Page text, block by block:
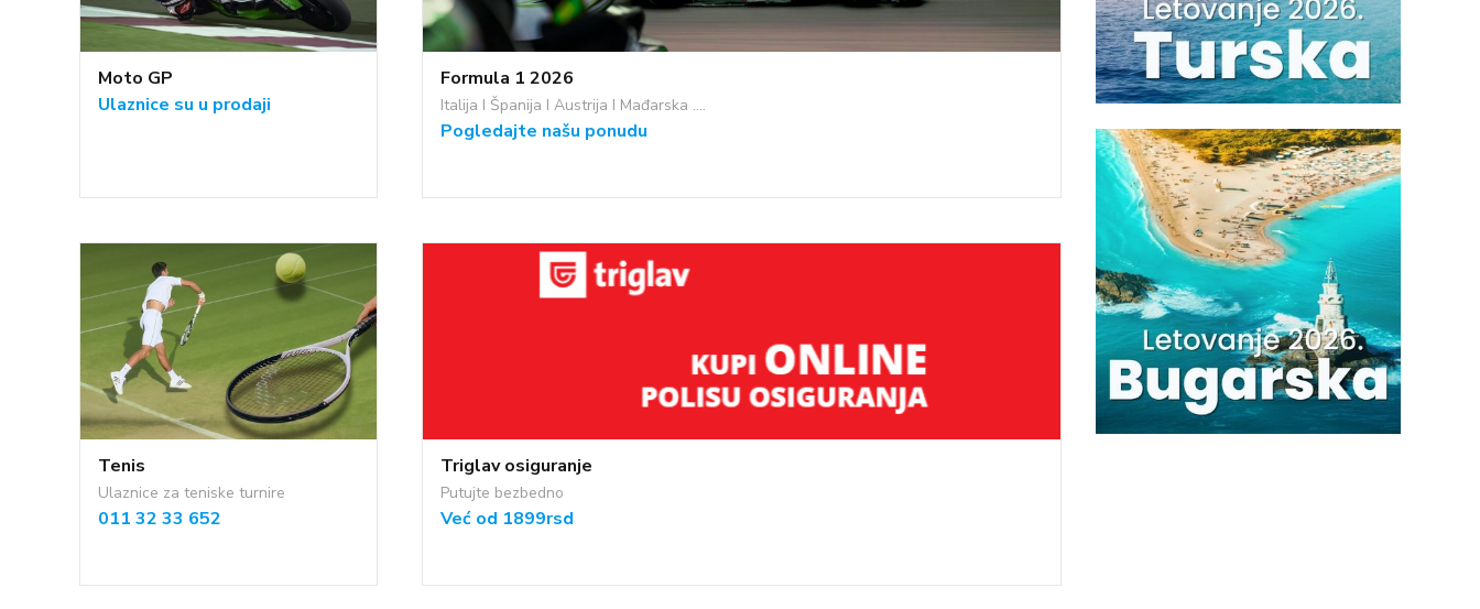
Moto GP
Ulaznice su u prodaji
Formula 1 2026
Italija I Španija I Austrija I Mađarska ....
Pogledajte našu ponudu
Tenis
Ulaznice za teniske turnire
011 32 33 652
Triglav osiguranje
Putujte bezbedno
Već od 1899rsd